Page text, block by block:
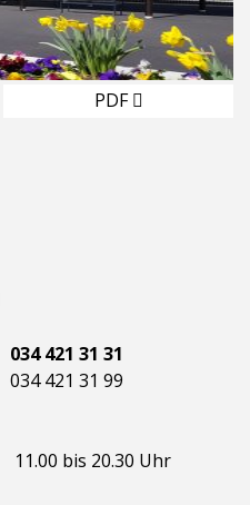
PDF
034 421 31 31
034 421 31 99
11.00 bis 20.30 Uhr